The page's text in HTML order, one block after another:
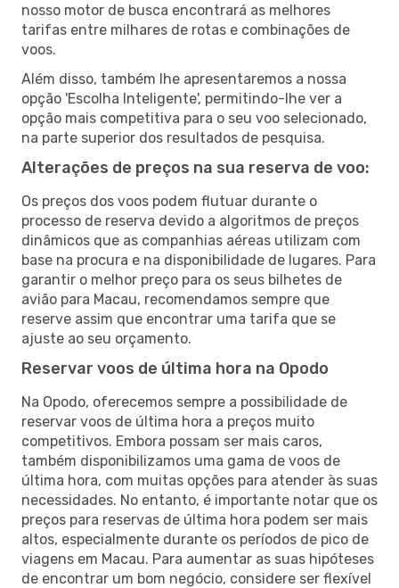
nosso motor de busca encontrará as melhores
tarifas entre milhares de rotas e combinações de
voos.
Além disso, também lhe apresentaremos a nossa
opção 'Escolha Inteligente', permitindo-lhe ver a
opção mais competitiva para o seu voo selecionado,
na parte superior dos resultados de pesquisa.
Alterações de preços na sua reserva de voo:
Os preços dos voos podem flutuar durante o
processo de reserva devido a algoritmos de preços
dinâmicos que as companhias aéreas utilizam com
base na procura e na disponibilidade de lugares. Para
garantir o melhor preço para os seus bilhetes de
avião para Macau, recomendamos sempre que
reserve assim que encontrar uma tarifa que se
ajuste ao seu orçamento.
Reservar voos de última hora na Opodo
Na Opodo, oferecemos sempre a possibilidade de
reservar voos de última hora a preços muito
competitivos. Embora possam ser mais caros,
também disponibilizamos uma gama de voos de
última hora, com muitas opções para atender às suas
necessidades. No entanto, é importante notar que os
preços para reservas de última hora podem ser mais
altos, especialmente durante os períodos de pico de
viagens em Macau. Para aumentar as suas hipóteses
de encontrar um bom negócio, considere ser flexível